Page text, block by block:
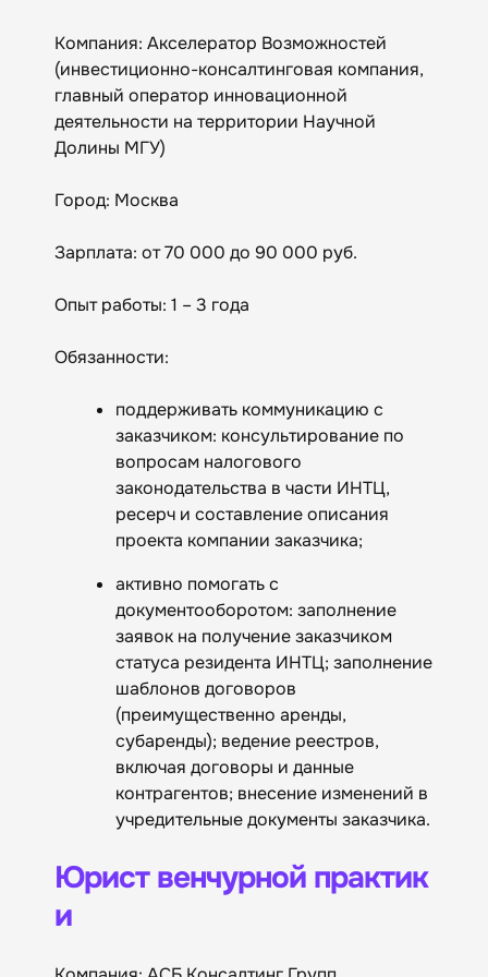
Компания: Акселератор Возможностей
(инвестиционно-консалтинговая компания,
главный оператор инновационной
деятельности на территории Научной
Долины МГУ)
Город: Москва
Зарплата: от 70 000 до 90 000 руб.
Опыт работы: 1 – 3 года
Обязанности:
поддерживать коммуникацию с
заказчиком: консультирование по
вопросам налогового
законодательства в части ИНТЦ,
ресерч и составление описания
проекта компании заказчика;
активно помогать с
документооборотом: заполнение
заявок на получение заказчиком
статуса резидента ИНТЦ; заполнение
шаблонов договоров
(преимущественно аренды,
субаренды); ведение реестров,
включая договоры и данные
контрагентов; внесение изменений в
учредительные документы заказчика.
Юрист венчурной практик
и